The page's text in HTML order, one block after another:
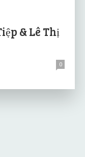
& Lê Thị
0